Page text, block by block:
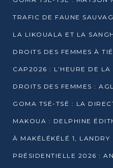
CAP2026 : L’HEURE DE LA